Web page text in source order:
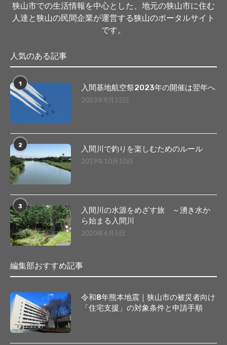
狭山市での生活情報を中心とした、地元の狭山市に住む
人達と狭山の民間企業が運営する狭山のポータルサイト
です。
人気のある記事
1 入間基地航空祭2023年の開催は翌年へ
2023年8月22日
2 入間川で釣りを楽しむためのルール
2019年10月10日
3
入間川の水源をめざす旅 ～湧き水か
ら始まる入間川
2020年6月5日
編集部おすすめ記事
令和8年熊本地震｜狭山市の被災者向け
「住宅支援」の対象条件と申請手順